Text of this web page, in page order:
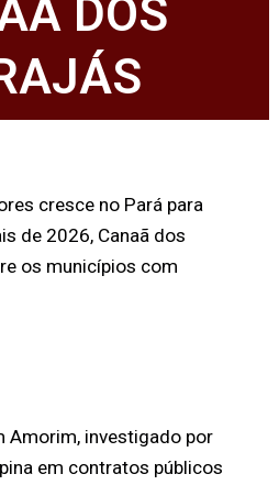
DOS
cresce no Pará para
de 2026, Canaã dos
os municípios com
Amorim, investigado por
em contratos públicos